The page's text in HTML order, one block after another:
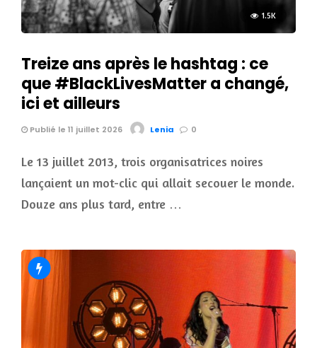
1.5K
Treize ans après le hashtag : ce
que #BlackLivesMatter a changé,
ici et ailleurs
Publié le 11 juillet 2026 Lenia 0
Le 13 juillet 2013, trois organisatrices noires
lançaient un mot-clic qui allait secouer le monde.
Douze ans plus tard, entre …